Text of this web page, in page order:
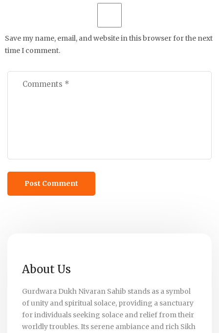
Save my name, email, and website in this browser for the next
time I comment.
About Us
Gurdwara Dukh Nivaran Sahib stands as a symbol
of unity and spiritual solace, providing a sanctuary
for individuals seeking solace and relief from their
worldly troubles. Its serene ambiance and rich Sikh